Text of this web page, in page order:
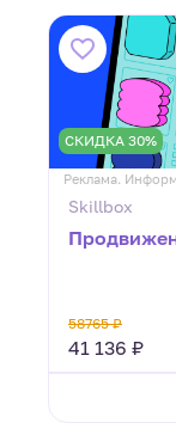
СКИДКА 30%
Реклама.
Skillbox
58765 ₽
41 136 ₽